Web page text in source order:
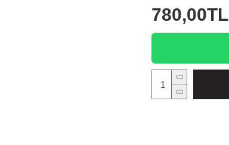
780,00TL